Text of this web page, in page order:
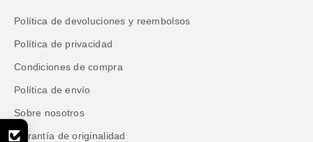
Política de devoluciones y reembolsos
Política de privacidad
Condiciones de compra
Política de envío
Sobre nosotros
Garantía de originalidad